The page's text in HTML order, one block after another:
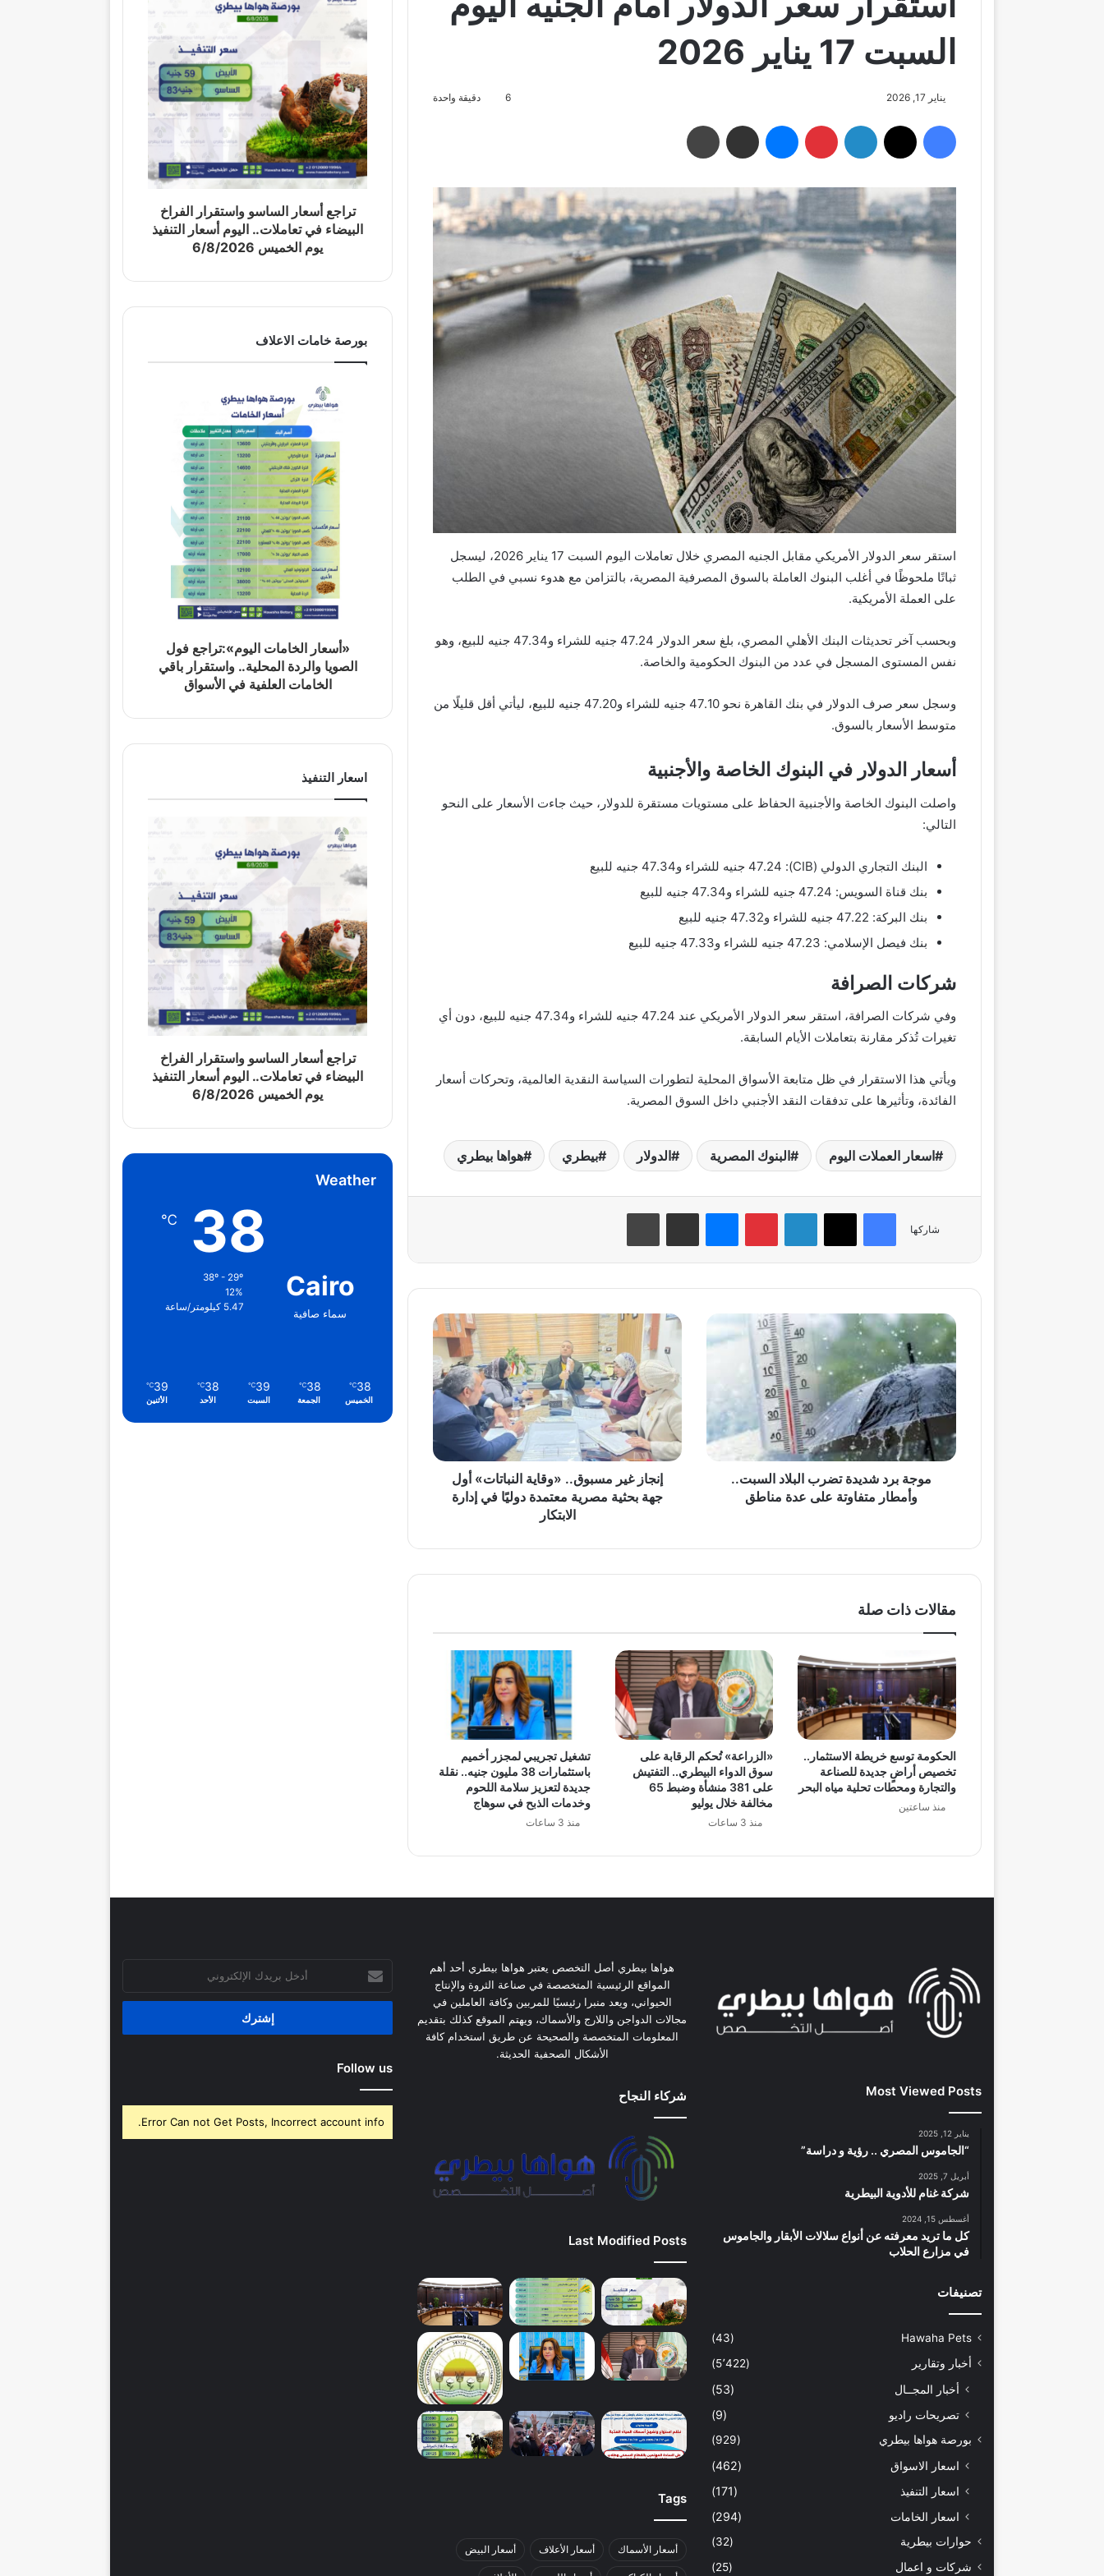
السبت 17 يناير 2026
يناير 17, 2026 6 دقيقة واحدة
فيسبوك لينكدإن بينتيريست ماسنجر مشاركة عبر البريد
استقر سعر الدولار الأمريكي مقابل الجنيه المصري خلال تعاملات اليوم السبت 17 يناير 2026، ليسجل
ثباتًا ملحوظًا في أغلب البنوك العاملة بالسوق المصرفية المصرية، بالتزامن مع هدوء نسبي في الطلب
على العملة الأمريكية.
وبحسب آخر تحديثات البنك الأهلي المصري، بلغ سعر الدولار 47.24 جنيه للشراء و47.34 جنيه للبيع، وهو
نفس المستوى المسجل في عدد من البنوك الحكومية والخاصة.
وسجل سعر صرف الدولار في بنك القاهرة نحو 47.10 جنيه للشراء و47.20 جنيه للبيع، ليأتي أقل قليلًا من
متوسط الأسعار بالسوق.
أسعار الدولار في البنوك الخاصة والأجنبية
واصلت البنوك الخاصة والأجنبية الحفاظ على مستويات مستقرة للدولار، حيث جاءت الأسعار على النحو
التالي:
البنك التجاري الدولي (CIB): 47.24 جنيه للشراء و47.34 جنيه للبيع
بنك قناة السويس: 47.24 جنيه للشراء و47.34 جنيه للبيع
بنك البركة: 47.22 جنيه للشراء و47.32 جنيه للبيع
بنك فيصل الإسلامي: 47.23 جنيه للشراء و47.33 جنيه للبيع
شركات الصرافة
وفي شركات الصرافة، استقر سعر الدولار الأمريكي عند 47.24 جنيه للشراء و47.34 جنيه للبيع، دون أي
تغيرات تُذكر مقارنة بتعاملات الأيام السابقة.
ويأتي هذا الاستقرار في ظل متابعة الأسواق المحلية لتطورات السياسة النقدية العالمية، وتحركات أسعار
الفائدة، وتأثيرها على تدفقات النقد الأجنبي داخل السوق المصرية.
اسعار العملات اليوم البنوك المصرية الدولار بيطري هواها بيطري
شاركها
فيسبوك ‫X لينكدإن بينتيريستماسنجر مشاركة عبر البريد طباعة
موجة
برد
شديدة
تضرب
البلاد
السبت..
وأمطار
متفاوتة
على
موجة برد شديدة تضرب البلاد السبت..
وأمطار متفاوتة على عدة مناطق
إنجاز
مسبوق..
«وقاية
النباتات»
أول
جهة
بحثية
مصرية
معتمدة
الابتكار
إنجاز غير مسبوق.. «وقاية النباتات» أول
جهة بحثية مصرية معتمدة دوليًا في إدارة
الابتكار
مقالات ذات صلة
الحكومة توسع خريطة الاستثمار..
تخصيص أراضٍ جديدة للصناعة
والتجارة ومحطات تحلية مياه البحر
منذ ساعتين
«الزراعة» تُحكم الرقابة على
سوق الدواء البيطري.. التفتيش
على 381 منشأة وضبط 65
مخالفة خلال يوليو
منذ 3 ساعات
تشغيل تجريبي لمجزر أخميم
باستثمارات 38 مليون جنيه.. نقلة
جديدة لتعزيز سلامة اللحوم
وخدمات الذبح في سوهاج
منذ 3 ساعات
تراجع أسعار الساسو واستقرار الفراخ
البيضاء في تعاملات.. اليوم أسعار التنفيذ
يوم الخميس 6/8/2026
بورصة خامات الاعلاف
«أسعار الخامات اليوم»:تراجع فول
الصويا والردة المحلية.. واستقرار باقي
الخامات العلفية في الأسواق
اسعار التنفيذ
تراجع أسعار الساسو واستقرار الفراخ
البيضاء في تعاملات.. اليوم أسعار التنفيذ
يوم الخميس 6/8/2026
Weather
Cairo
سماء صافية
38
℃
38º - 29º
12%
5.47 كيلومتر/ساعة
38
℃
الخميس
38
℃
الجمعة
39
℃
السبت
38
℃
الأحد
39
℃
الأثنين
Most Viewed Posts
يناير 12, 2025
“الجاموس المصري .. رؤية و دراسة”
أبريل 7, 2025
شركة غنام للأدوية البيطرية
أغسطس 15, 2024
كل ما تريد معرفته عن أنواع سلالات الأبقار والجاموس
في مزارع الحلاب
تصنيفات
Hawaha Pets
(43)
أخبار وتقارير
(5٬422)
أخبار المجــال
(53)
تصريحات راديو
(9)
بورصة هواها بيطري (929)
اسعار الاسواق
(462)
اسعار التنفيذ
(171)
اسعار الخامات
(294)
حوارات بيطرية
(32)
شركات و اعمال
(25)
هواها بيطري أصل التخصص يعتبر هواها بيطري أحد أهم
المواقع الرئيسية المتخصصة في صناعة الثروة والإنتاج
الحيواني، ويعد منبرا رئيسيًا للمربين وكافة العاملين في
مجالات الدواجن واللارج والأسماك، ويهتم الموقع كذلك بتقديم
المعلومات المتخصصة والصحيحة عن طريق استخدام كافة
الأشكال الصحفية الحديثة.
شركاء النجاح
Last Modified Posts
Tags
أسعار الأسماك أسعار الأعلاف أسعار البيض
بريدك
الإلكتروني
Follow us
Error Can not Get Posts, Incorrect account info.